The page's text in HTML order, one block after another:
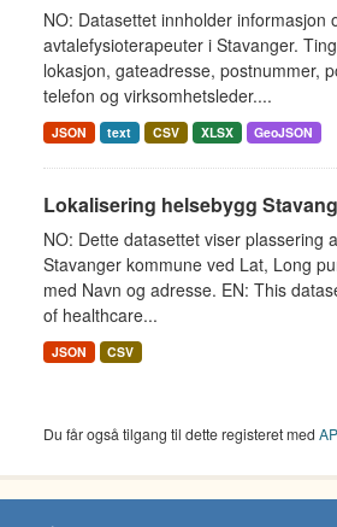
NO: Datasettet innholder informasjon
avtalefysioterapeuter i Stavanger.
lokasjon, gateadresse, postnummer,
telefon og virksomhetsleder....
JSON text CSV XLSX GeoJSON
Lokalisering helsebygg
NO: Dette datasettet viser plassering
Stavanger kommune ved Lat, Long
med Navn og adresse. EN: This
of healthcare...
JSON CSV
Du får også tilgang til dette registeret med